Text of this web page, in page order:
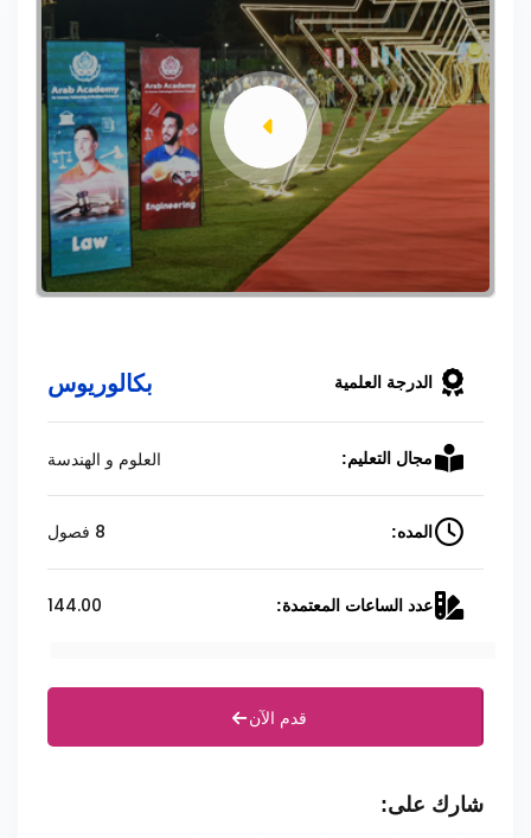
الدرجة العلمية بكالوريوس
مجال التعليم: العلوم و الهندسة
المده: 8 فصول
عدد الساعات المعتمدة: 144.00
قدم الآن
شارك على: